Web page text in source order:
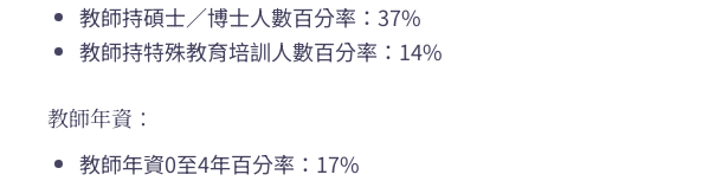
教師持碩士／博士人數百分率：37%
教師持特殊教育培訓人數百分率：14%
教師年資：
教師年資0至4年百分率：17%